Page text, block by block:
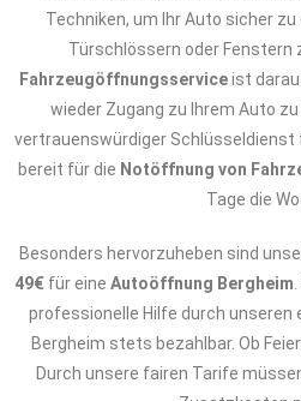
Techniken, um Ihr Auto sicher
Türschlössern oder Fenstern
Fahrzeugöffnungsserviceist
wieder Zugang zu Ihrem Auto
vertrauenswürdiger Schlüsseldienst
bereit für die Notöffnung von
Tage die
Besonders hervorzuheben sind
49€für eine Autoöffnung Bergheim
professionelle Hilfe durch
Bergheim stets bezahlbar. Ob
Durch unsere fairen Tarife